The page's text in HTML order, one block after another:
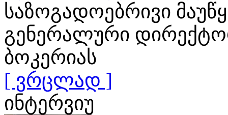
საზოგადოებრივი
გენერალური
ბოკერიას
[ ვრცლად ]
ინტერვიუ